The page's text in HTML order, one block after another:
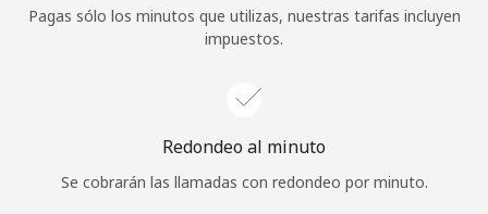
Iniciar Sesión
o
Continuar con
Pagas sólo los minutos que utilizas, nuestras tarifas incluyen
impuestos.
Redondeo al minuto
Se cobrarán las llamadas con redondeo por minuto.